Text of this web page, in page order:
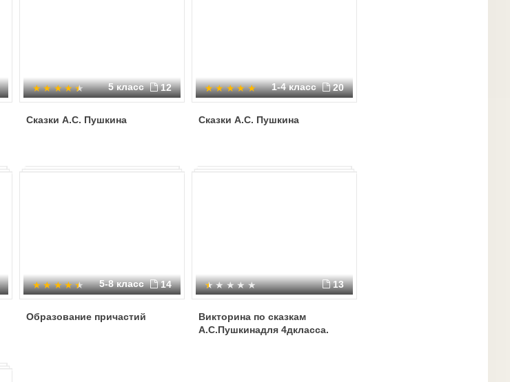
5 класс 12
Сказки А.С. Пушкина
1-4 класс 20
Сказки А.С. Пушкина
5-8 класс 14
Образование причастий
13
Викторина по сказкам
А.С.Пушкинадля 4дкласса.